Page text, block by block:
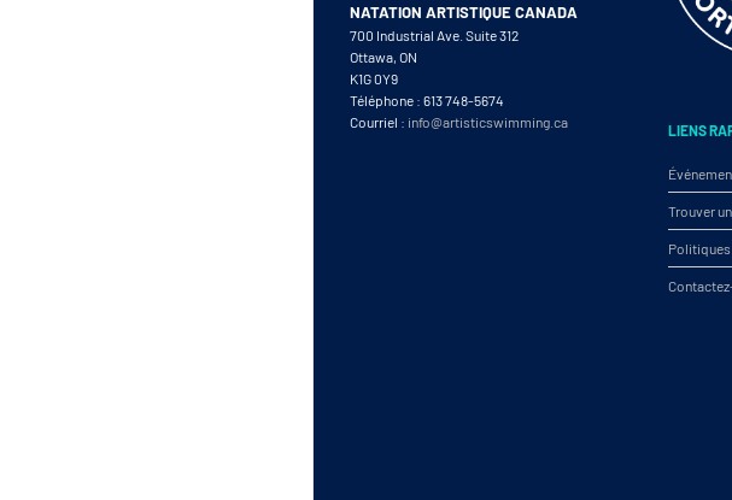
NATATION ARTISTIQUE CANADA
700 Industrial Ave. Suite 312
Ottawa, ON
K1G 0Y9
Téléphone : 613 748-5674
Courriel : info@artisticswimming.ca LIENS
Trouver